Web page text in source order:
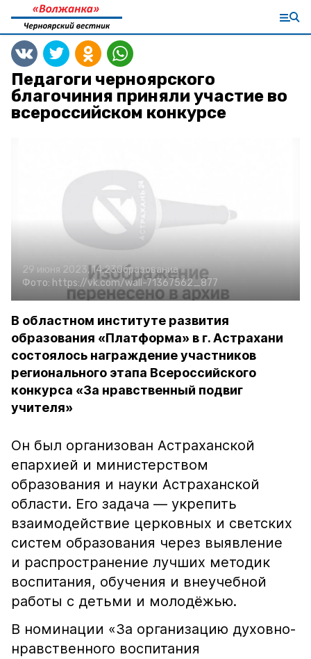
Педагоги черноярского
благочиния приняли участие во
всероссийском конкурсе
29 июня 2023, 14:23Образование
Фото: https://vk.com/wall-71367562_877
В областном институте развития
образования «Платформа» в г. Астрахани
состоялось награждение участников
регионального этапа Всероссийского
конкурса «За нравственный подвиг
учителя»
Он был организован Астраханской
епархией и министерством
образования и науки Астраханской
области. Его задача — укрепить
взаимодействие церковных и светских
систем образования через выявление
и распространение лучших методик
воспитания, обучения и внеучебной
работы с детьми и молодёжью.
В номинации «За организацию духовно-
нравственного воспитания